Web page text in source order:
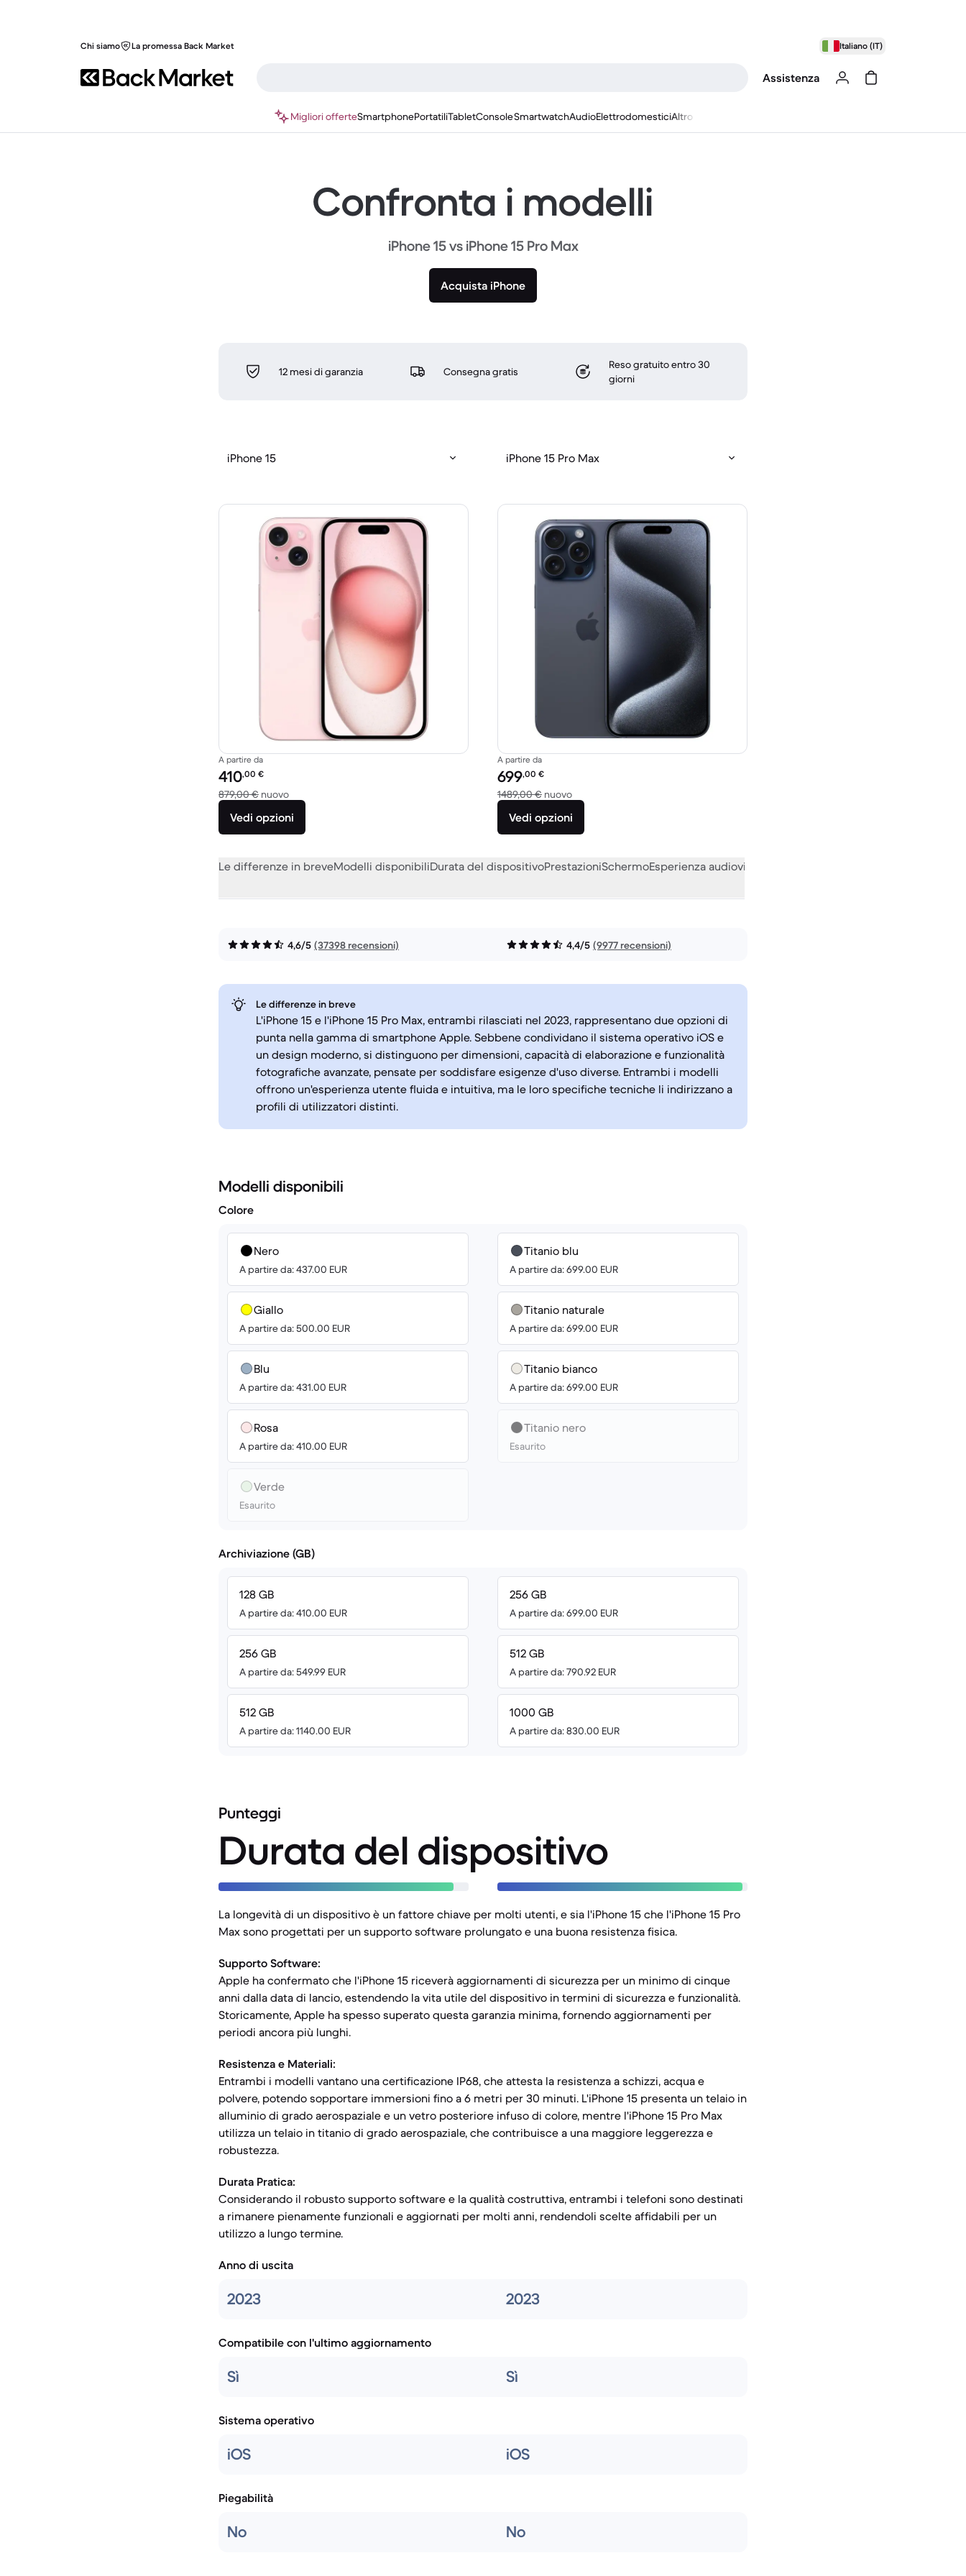
Chi siamo La promessa Back Market Italiano (IT)
Assistenza
Migliori offerteSmartphonePortatiliTabletConsoleSmartwatchAudioElettrodomesticiAltro
Confronta i modelli
iPhone 15 vs iPhone 15 Pro Max
Acquista iPhone
12 mesi di garanzia Consegna gratis
Reso gratuito entro 30
giorni
iPhone 15 iPhone 15 Pro Max
A partire da
Prezzo del ricondizionato:
410,00 €
879,00 € nuovoRispetto a 879,00 € del nuovo
Vedi opzioni
A partire da
Prezzo del ricondizionato:
699,00 €
1489,00 € nuovoRispetto a 1489,00 € del nuovo
Vedi opzioni
Le differenze in breveModelli disponibiliDurata del dispositivoPrestazioniSchermoEsperienza audiovisiva
4,6/5 (37398 recensioni) 4,4/5 (9977 recensioni)
Le differenze in breve
L'iPhone 15 e l'iPhone 15 Pro Max, entrambi rilasciati nel 2023, rappresentano due opzioni di
punta nella gamma di smartphone Apple. Sebbene condividano il sistema operativo iOS e
un design moderno, si distinguono per dimensioni, capacità di elaborazione e funzionalità
fotografiche avanzate, pensate per soddisfare esigenze d'uso diverse. Entrambi i modelli
offrono un'esperienza utente fluida e intuitiva, ma le loro specifiche tecniche li indirizzano a
profili di utilizzatori distinti.
Modelli disponibili
Colore
Nero
A partire da: 437.00 EUR
Giallo
A partire da: 500.00 EUR
Blu
A partire da: 431.00 EUR
Rosa
A partire da: 410.00 EUR
Verde
Esaurito
Titanio blu
A partire da: 699.00 EUR
Titanio naturale
A partire da: 699.00 EUR
Titanio bianco
A partire da: 699.00 EUR
Titanio nero
Esaurito
Archiviazione (GB)
128 GB
A partire da: 410.00 EUR
256 GB
A partire da: 549.99 EUR
512 GB
A partire da: 1140.00 EUR
256 GB
A partire da: 699.00 EUR
512 GB
A partire da: 790.92 EUR
1000 GB
A partire da: 830.00 EUR
Punteggi
Durata del dispositivo
La longevità di un dispositivo è un fattore chiave per molti utenti, e sia l'iPhone 15 che l'iPhone 15 Pro
Max sono progettati per un supporto software prolungato e una buona resistenza fisica.
Supporto Software:
Apple ha confermato che l'iPhone 15 riceverà aggiornamenti di sicurezza per un minimo di cinque
anni dalla data di lancio, estendendo la vita utile del dispositivo in termini di sicurezza e funzionalità.
Storicamente, Apple ha spesso superato questa garanzia minima, fornendo aggiornamenti per
periodi ancora più lunghi.
Resistenza e Materiali:
Entrambi i modelli vantano una certificazione IP68, che attesta la resistenza a schizzi, acqua e
polvere, potendo sopportare immersioni fino a 6 metri per 30 minuti. L'iPhone 15 presenta un telaio in
alluminio di grado aerospaziale e un vetro posteriore infuso di colore, mentre l'iPhone 15 Pro Max
utilizza un telaio in titanio di grado aerospaziale, che contribuisce a una maggiore leggerezza e
robustezza.
Durata Pratica:
Considerando il robusto supporto software e la qualità costruttiva, entrambi i telefoni sono destinati
a rimanere pienamente funzionali e aggiornati per molti anni, rendendoli scelte affidabili per un
utilizzo a lungo termine.
Anno di uscita
2023 2023
Compatibile con l'ultimo aggiornamento
Sì Sì
Sistema operativo
iOS iOS
Piegabilità
No No